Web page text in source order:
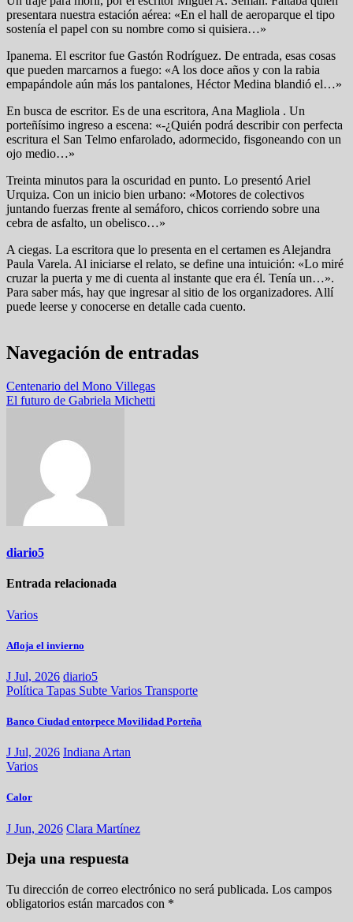
presentara nuestra estación aérea: «En el hall de aeroparque el tipo
sostenía el papel con su nombre como si quisiera…»
Ipanema. El escritor fue Gastón Rodríguez. De entrada, esas cosas
que pueden marcarnos a fuego: «A los doce años y con la rabia
empapándole aún más los pantalones, Héctor Medina blandió el…»
En busca de escritor. Es de una escritora, Ana Magliola . Un
porteñísimo ingreso a escena: «-¿Quién podrá describir con perfecta
escritura el San Telmo enfarolado, adormecido, fisgoneando con un
ojo medio…»
Treinta minutos para la oscuridad en punto. Lo presentó Ariel
Urquiza. Con un inicio bien urbano: «Motores de colectivos
juntando fuerzas frente al semáforo, chicos corriendo sobre una
cebra de asfalto, un obelisco…»
A ciegas. La escritora que lo presenta en el certamen es Alejandra
Paula Varela. Al iniciarse el relato, se define una intuición: «Lo miré
cruzar la puerta y me di cuenta al instante que era él. Tenía un…».
Para saber más, hay que ingresar al sitio de los organizadores. Allí
puede leerse y conocerse en detalle cada cuento.
Navegación de entradas
Centenario del Mono Villegas
El futuro de Gabriela Michetti
diario5
Entrada relacionada
Varios
Afloja el invierno
J Jul, 2026 diario5
Política Tapas Subte Varios Transporte
Banco Ciudad entorpece Movilidad Porteña
J Jul, 2026 Indiana Artan
Varios
Calor
J Jun, 2026 Clara Martínez
Deja una respuesta
Tu dirección de correo electrónico no será publicada. Los campos
obligatorios están marcados con *